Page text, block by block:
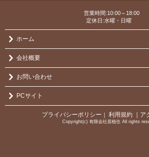
営業時間:10:00～18:00
定休日:水曜・日曜
ホーム
会社概要
お問い合わせ
PCサイト
プライバシーポリシー 利用規約 ｜
Copyright(c) 有限会社居植住 All rights